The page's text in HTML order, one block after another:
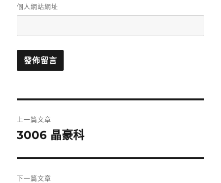
個人網站網址
章
覽
上一篇文章
上
篇
文
3006 晶豪科
下一篇文章